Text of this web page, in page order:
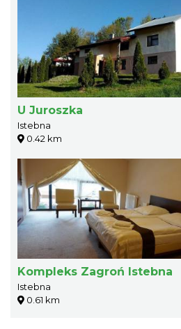
U Juroszka
Istebna
0.42 km
Kompleks Zagroń Istebna
Istebna
0.61 km